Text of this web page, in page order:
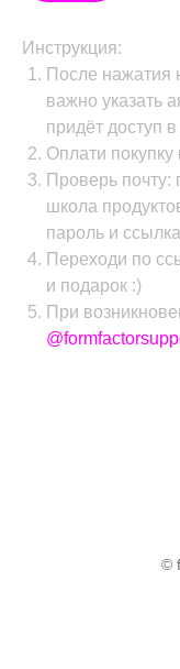
Инструкция:
После нажатия
важно указать
придёт доступ
Оплати
Проверь почту:
школа
пароль и
Переходи по
и подарок :)
При
©